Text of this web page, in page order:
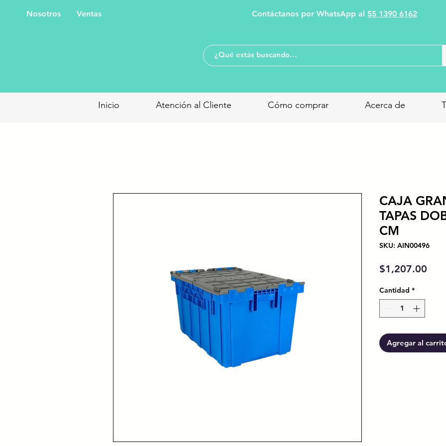
Nosotros Ventas Contáctanos por WhatsApp al 55 1390 6162
Inicio Atención al Cliente Cómo comprar Acerca de
CAJA
TAPAS
CM
SKU: AIN00496
$1,207.00
Cantidad *
Agregar al